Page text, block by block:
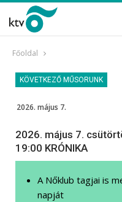
Főoldal
KÖVETKEZŐ MŰSORUNK
2026. május 7.
2026. május 7.
19:00 KRÓNIKA
A Nőklub tagjai is
napját